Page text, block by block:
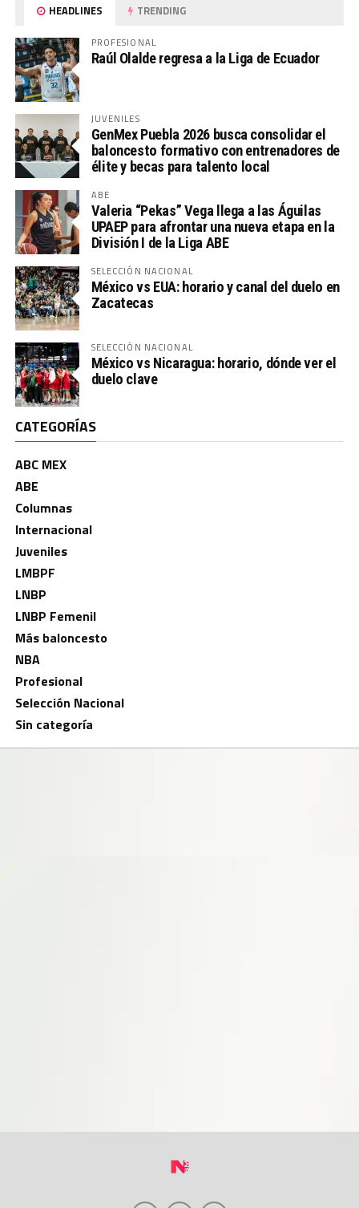
HEADLINES TRENDING
PROFESIONAL
Raúl Olalde regresa a la Liga de Ecuador
JUVENILES
GenMex Puebla 2026 busca consolidar el
baloncesto formativo con entrenadores de
élite y becas para talento local
ABE
Valeria “Pekas” Vega llega a las Águilas
UPAEP para afrontar una nueva etapa en la
División I de la Liga ABE
SELECCIÓN NACIONAL
México vs EUA: horario y canal del duelo en
Zacatecas
SELECCIÓN NACIONAL
México vs Nicaragua: horario, dónde ver el
duelo clave
CATEGORÍAS
ABC MEX
ABE
Columnas
Internacional
Juveniles
LMBPF
LNBP
LNBP Femenil
Más baloncesto
NBA
Profesional
Selección Nacional
Sin categoría